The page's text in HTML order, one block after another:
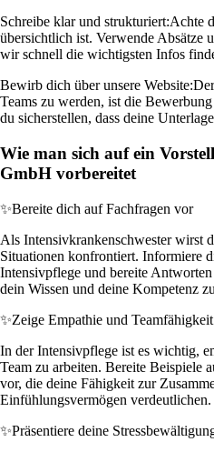
Schreibe klar und strukturiert:Achte
übersichtlich ist. Verwende Absätze
wir schnell die wichtigsten Infos
Bewirb dich über unsere Website:
Teams zu werden, ist die
du sicherstellen, dass deine
Wie man sich auf ein
GmbH vorbereitet
✨Bereite dich auf Fachfragen vor
Als Intensivkrankenschwester wirst
Situationen konfrontiert. Informiere
Intensivpflege und bereite
dein Wissen und deine Kompetenz
✨Zeige Empathie und Teamfähigkeit
In der Intensivpflege ist es wichtig,
Team zu arbeiten. Bereite Beispiele
vor, die deine Fähigkeit zur
Einfühlungsvermögen verdeutlichen.
✨Präsentiere deine